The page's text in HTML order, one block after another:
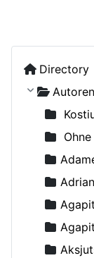
Directory
Autoren